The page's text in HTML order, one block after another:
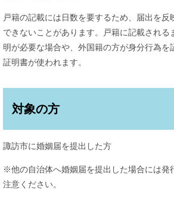
戸籍の記載には日数を要するため、届出を
できないことがあります。戸籍に記載される
明が必要な場合や、外国籍の方が身分行為を
証明書が使われます。
対象の方
諏訪市に婚姻届を提出した方
※他の自治体へ婚姻届を提出した場合には発
注意ください。